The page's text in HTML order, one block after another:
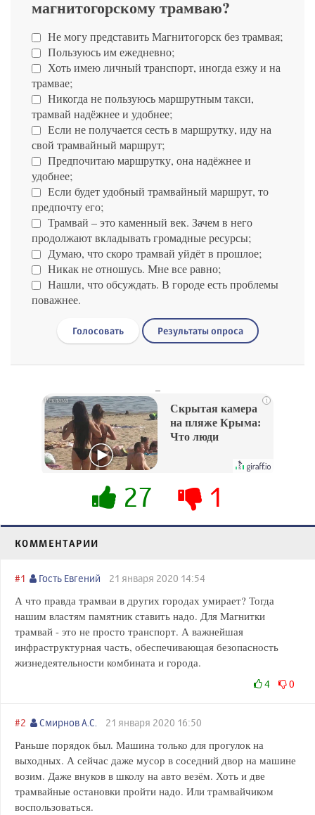
магнитогорскому трамваю?
Не могу представить Магнитогорск без трамвая;
Пользуюсь им ежедневно;
Хоть имею личный транспорт, иногда езжу и на
трамвае;
Никогда не пользуюсь маршрутным такси,
трамвай надёжнее и удобнее;
Если не получается сесть в маршрутку, иду на
свой трамвайный маршрут;
Предпочитаю маршрутку, она надёжнее и
удобнее;
Если будет удобный трамвайный маршрут, то
предпочту его;
Трамвай – это каменный век. Зачем в него
продолжают вкладывать громадные ресурсы;
Думаю, что скоро трамвай уйдёт в прошлое;
Никак не отношусь. Мне все равно;
Нашли, что обсуждать. В городе есть проблемы
поважнее.
Голосовать Результаты опроса
i
Скрытая камера
на пляже Крыма:
Что люди
их не видят...
27 1
КОММЕНТАРИИ
#1 Гость Евгений 21 января 2020 14:54
А что правда трамваи в других городах умирает? Тогда
нашим властям памятник ставить надо. Для Магнитки
трамвай - это не просто транспорт. А важнейшая
инфраструктурная часть, обеспечивающая безопасность
жизнедеятельности комбината и города.
4 0
#2 Смирнов А.С. 21 января 2020 16:50
Раньше порядок был. Машина только для прогулок на
выходных. А сейчас даже мусор в соседний двор на машине
возим. Даже внуков в школу на авто везём. Хоть и две
трамвайные остановки пройти надо. Или трамвайчиком
воспользоваться.